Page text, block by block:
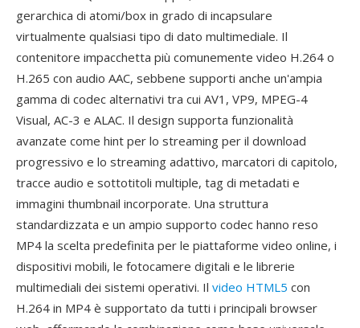
gerarchica di atomi/box in grado di incapsulare
virtualmente qualsiasi tipo di dato multimediale. Il
contenitore impacchetta più comunemente video H.264 o
H.265 con audio AAC, sebbene supporti anche un'ampia
gamma di codec alternativi tra cui AV1, VP9, MPEG-4
Visual, AC-3 e ALAC. Il design supporta funzionalità
avanzate come hint per lo streaming per il download
progressivo e lo streaming adattivo, marcatori di capitolo,
tracce audio e sottotitoli multiple, tag di metadati e
immagini thumbnail incorporate. Una struttura
standardizzata e un ampio supporto codec hanno reso
MP4 la scelta predefinita per le piattaforme video online, i
dispositivi mobili, le fotocamere digitali e le librerie
multimediali dei sistemi operativi. Il video HTML5 con
H.264 in MP4 è supportato da tutti i principali browser